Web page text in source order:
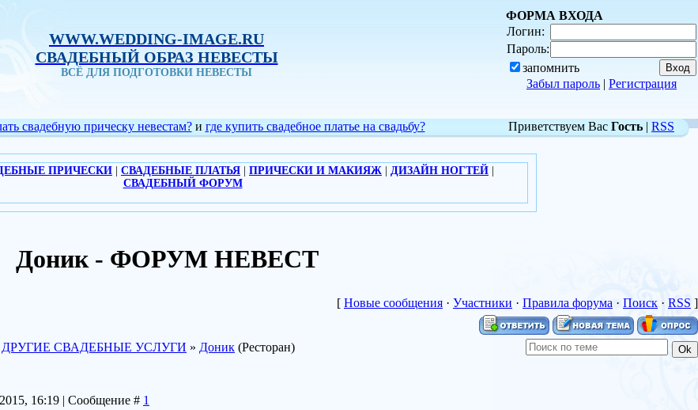
WWW.WEDDING-IMAGE.RU
СВАДЕБНЫЙ ОБРАЗ НЕВЕСТЫ
ВСЁ ДЛЯ ПОДГОТОВКИ НЕВЕСТЫ
ФОРМА ВХОДА
Логин:
Пароль:
запомнить
Забыл пароль | Регистрация
свадебную прическу невестам?и где купить свадебное платье на свадьбу? Приветствуем Вас Гость | RSS
ПРИЧЕСКИ СВАДЕБНЫЕ ПЛАТЬЯ ПРИЧЕСКИ И МАКИЯЖ ДИЗАЙН НОГТЕЙ
СВАДЕБНЫЙ ФОРУМ
Доник - ФОРУМ НЕВЕСТ
[ Новые сообщения · Участники · Правила форума · Поиск · RSS ]
ДРУГИЕ СВАДЕБНЫЕ УСЛУГИ » Доник (Ресторан)
16:19 | Сообщение # 1